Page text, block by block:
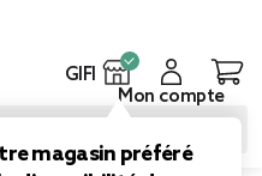
GIFI
magasin préféré
Mon compte